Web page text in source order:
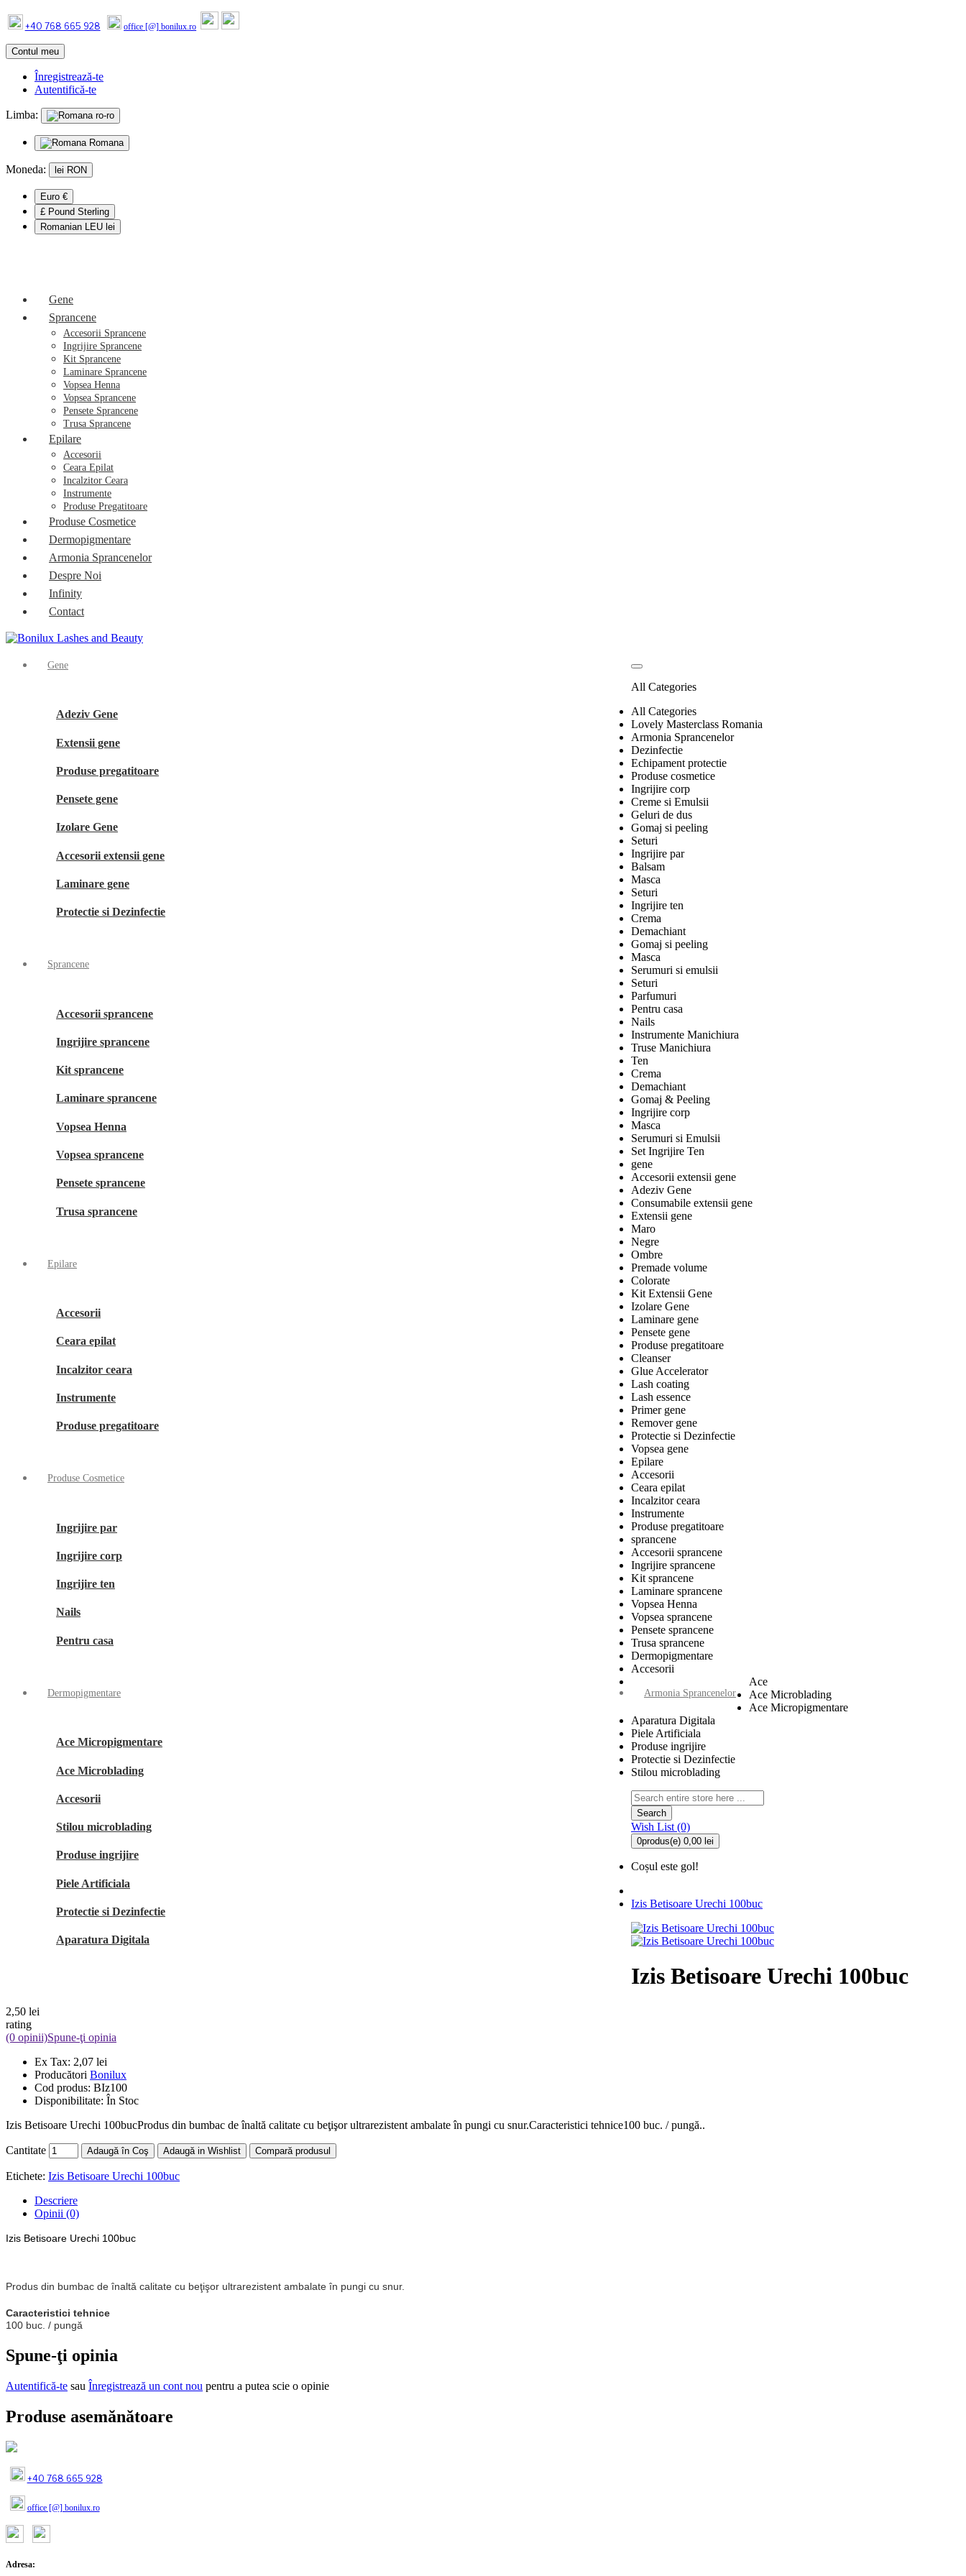
+40 768 665 928 office [@] bonilux.ro
Contul meu
Înregistrează-te
Autentifică-te
Limba: ro-ro
Romana
Moneda: lei RON
Euro €
£ Pound Sterling
Romanian LEU lei
Gene
Sprancene
Accesorii Sprancene
Ingrijire Sprancene
Kit Sprancene
Laminare Sprancene
Vopsea Henna
Vopsea Sprancene
Pensete Sprancene
Trusa Sprancene
Epilare
Accesorii
Ceara Epilat
Incalzitor Ceara
Instrumente
Produse Pregatitoare
Produse Cosmetice
Dermopigmentare
Armonia Sprancenelor
Despre Noi
Infinity
Contact
Gene
Adeziv Gene
Extensii gene
Produse pregatitoare
Pensete gene
Izolare Gene
Accesorii extensii gene
Laminare gene
Protectie si Dezinfectie
Sprancene
Accesorii sprancene
Ingrijire sprancene
Kit sprancene
Laminare sprancene
Vopsea Henna
Vopsea sprancene
Pensete sprancene
Trusa sprancene
Epilare
Accesorii
Ceara epilat
Incalzitor ceara
Instrumente
Produse pregatitoare
Produse Cosmetice
Ingrijire par
Ingrijire corp
Ingrijire ten
Nails
Pentru casa
Dermopigmentare
Ace Micropigmentare
Ace Microblading
Accesorii
Stilou microblading
Produse ingrijire
Piele Artificiala
Protectie si Dezinfectie
Aparatura Digitala
Armonia Sprancenelor
All Categories
All Categories
Lovely Masterclass Romania
Armonia Sprancenelor
Dezinfectie
Echipament protectie
Produse cosmetice
Ingrijire corp
Creme si Emulsii
Geluri de dus
Gomaj si peeling
Seturi
Ingrijire par
Balsam
Masca
Seturi
Ingrijire ten
Crema
Demachiant
Gomaj si peeling
Masca
Serumuri si emulsii
Seturi
Parfumuri
Pentru casa
Nails
Instrumente Manichiura
Truse Manichiura
Ten
Crema
Demachiant
Gomaj & Peeling
Ingrijire corp
Masca
Serumuri si Emulsii
Set Ingrijire Ten
gene
Accesorii extensii gene
Adeziv Gene
Consumabile extensii gene
Extensii gene
Maro
Negre
Ombre
Premade volume
Colorate
Kit Extensii Gene
Izolare Gene
Laminare gene
Pensete gene
Produse pregatitoare
Cleanser
Glue Accelerator
Lash coating
Lash essence
Primer gene
Remover gene
Protectie si Dezinfectie
Vopsea gene
Epilare
Accesorii
Ceara epilat
Incalzitor ceara
Instrumente
Produse pregatitoare
sprancene
Accesorii sprancene
Ingrijire sprancene
Kit sprancene
Laminare sprancene
Vopsea Henna
Vopsea sprancene
Pensete sprancene
Trusa sprancene
Dermopigmentare
Accesorii
Ace
Ace Microblading
Ace Micropigmentare
Aparatura Digitala
Piele Artificiala
Produse ingrijire
Protectie si Dezinfectie
Stilou microblading
Search
Wish List (0)
0produs(e) 0,00 lei
Coșul este gol!
Izis Betisoare Urechi 100buc
Izis Betisoare Urechi 100buc
2,50 lei
rating
(0 opinii)Spune-ţi opinia
Ex Tax: 2,07 lei
Producători Bonilux
Cod produs: BIz100
Disponibilitate: În Stoc
Izis Betisoare Urechi 100bucProdus din bumbac de înaltă calitate cu beţişor ultrarezistent ambalate în pungi cu snur.Caracteristici tehnice100 buc. / pungă..
Cantitate Adaugă în Coş Adaugă in Wishlist Compară produsul
Etichete: Izis Betisoare Urechi 100buc
Descriere
Opinii (0)
Izis Betisoare Urechi 100buc
Produs din bumbac de înaltă calitate cu beţişor ultrarezistent ambalate în pungi cu snur.
Caracteristici tehnice
100 buc. / pungă
Spune-ţi opinia
Autentifică-te sau Înregistrează un cont nou pentru a putea scie o opinie
Produse asemănătoare
+40 768 665 928
office [@] bonilux.ro
Adresa: